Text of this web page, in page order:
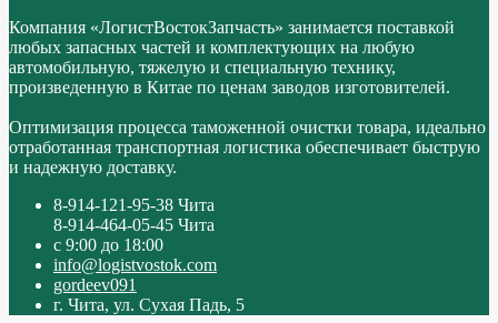
Компания «ЛогистВостокЗапчасть» занимается поставкой
любых запасных частей и комплектующих на любую
автомобильную, тяжелую и специальную технику,
произведенную в Китае по ценам заводов изготовителей.
Оптимизация процесса таможенной очистки товара, идеально
отработанная транспортная логистика обеспечивает быструю
и надежную доставку.
8-914-121-95-38 Чита
8-914-464-05-45 Чита
с 9:00 до 18:00
info@logistvostok.com
gordeev091
г. Чита, ул. Сухая Падь, 5